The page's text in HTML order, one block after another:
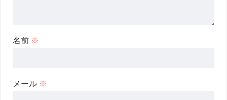
名前 ※
メール ※